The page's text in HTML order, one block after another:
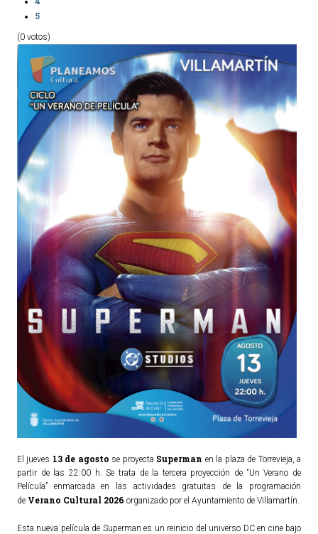
PUBLICACIONES
ACTUALIDAD
Noticias
Agenda
5
(0 votos)
El jueves 13 de agosto se proyecta Superman en la plaza de Torrevieja, a
partir de las 22:00 h. Se trata de la tercera proyección de “Un Verano de
Película” enmarcada en las actividades gratuitas de la programación
de Verano Cultural 2026 organizado por el Ayuntamiento de Villamartín.
Esta nueva película de Superman es un reinicio del universo DC en cine bajo